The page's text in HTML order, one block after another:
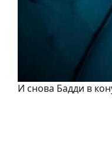
И снова Бадди в